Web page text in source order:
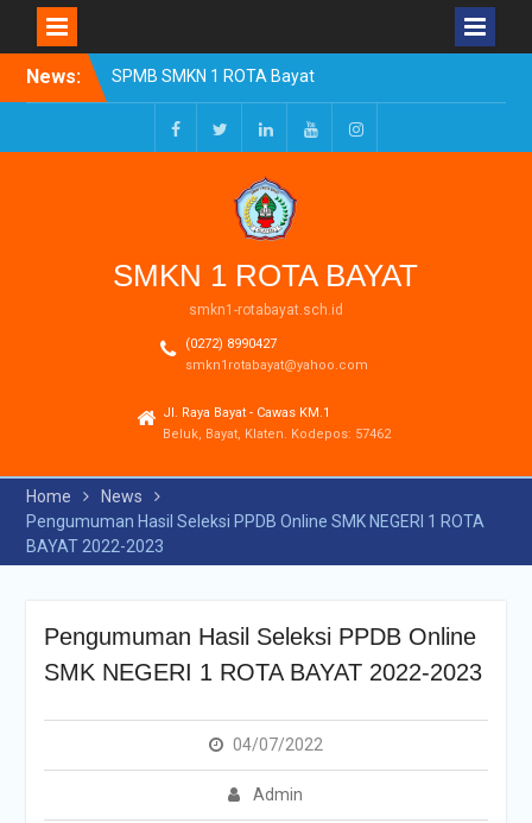
News:
SPMB SMKN 1 ROTA Bayat
Tahun Ajaran 2026/2027
Resmi Dibuka
Pengumuman Kelulusan
Tahun Ajaran 2025-2026
Realisasi Dana BOSP
Reguler Tahap 1 Tahun
FacebookTwitterLinkedInYoutubeInstagram
SMKN 1 ROTA BAYAT
smkn1-rotabayat.sch.id
(0272) 8990427
smkn1rotabayat@yahoo.com
Jl. Raya Bayat - Cawas KM.1
Beluk, Bayat, Klaten. Kodepos: 57462
Home
News
Pengumuman Hasil Seleksi PPDB Online SMK NEGERI 1 ROTA
BAYAT 2022-2023
Pengumuman Hasil Seleksi PPDB Online
SMK NEGERI 1 ROTA BAYAT 2022-2023
04/07/2022
Admin